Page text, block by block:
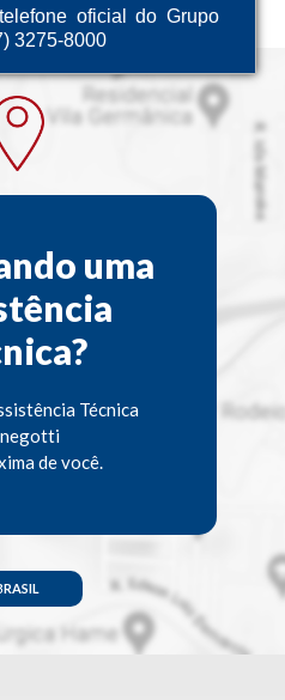
oficial do Grupo
3275-8000
uma
Técnica
de você.